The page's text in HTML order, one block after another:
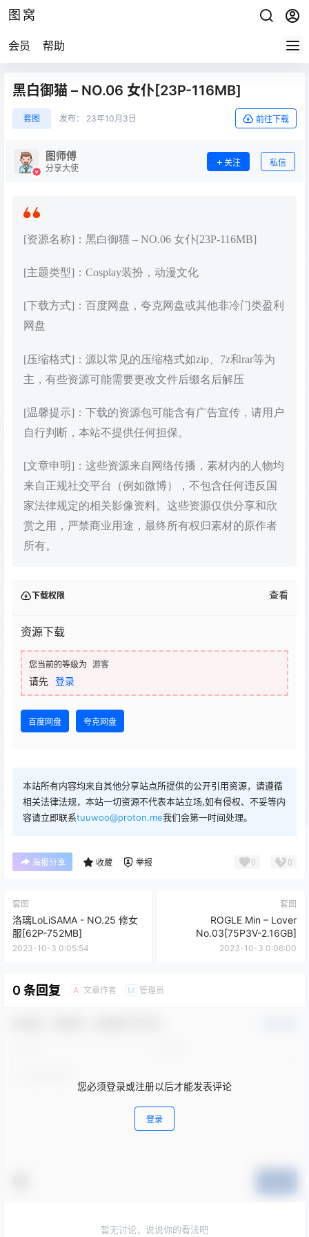
图窝
会员 帮助
黑白御猫 – NO.06 女仆[23P-116MB]
套图 发布： 23年10月3日 前往下载
图师傅
分享大使
关注 私信
[资源名称]：黑白御猫 – NO.06 女仆[23P-116MB]
[主题类型]：Cosplay装扮，动漫文化
[下载方式]：百度网盘，夸克网盘或其他非冷门类盈利
网盘
[压缩格式]：源以常见的压缩格式如zip、7z和rar等为
主，有些资源可能需要更改文件后缀名后解压
[温馨提示]：下载的资源包可能含有广告宣传，请用户
自行判断，本站不提供任何担保。
[文章申明]：这些资源来自网络传播，素材内的人物均
来自正规社交平台（例如微博），不包含任何违反国
家法律规定的相关影像资料。这些资源仅供分享和欣
赏之用，严禁商业用途，最终所有权归素材的原作者
所有。
下载权限 查看
资源下载
您当前的等级为 游客
请先 登录
百度网盘 夸克网盘
本站所有内容均来自其他分享站点所提供的公开引用资源，请遵循
相关法律法规，本站一切资源不代表本站立场,如有侵权、不妥等内
容请立即联系tuuwoo@proton.me我们会第一时间处理。
海报分享 收藏 举报 0 0
套图
洛璃LoLiSAMA - NO.25 修女
服[62P-752MB]
2023-10-3 0:05:54
套图
ROGLE Min – Lover
No.03[75P3V-2.16GB]
2023-10-3 0:06:00
0 条回复 A 文章作者 M 管理员
您必须登录或注册以后才能发表评论
登录
暂无讨论，说说你的看法吧